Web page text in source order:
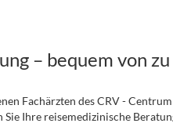
– bequem von zu
Fachärzten des CRV -
Ihre reisemedizinische